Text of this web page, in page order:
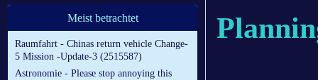
Meist betrachtet
Raumfahrt - Chinas return vehicle Change-
5 Mission -Update-3 (2515587)
Astronomie - Please stop annoying this